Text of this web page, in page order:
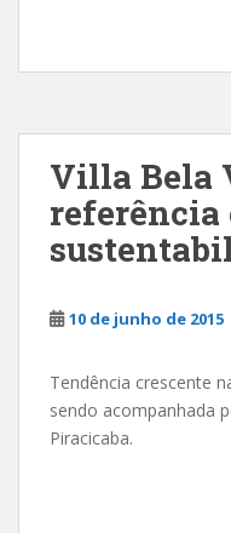
Villa Bela
referência
10 de junho de 2015
Tendência crescente
sendo acompanhada
Piracicaba.